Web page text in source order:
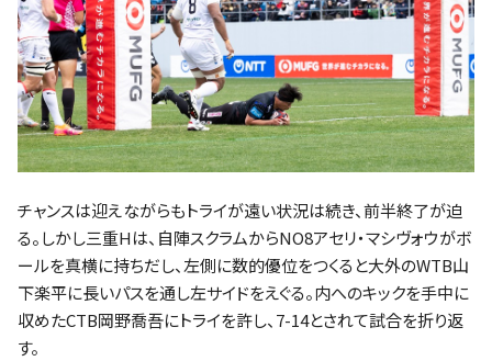
チャンスは迎えながらもトライが遠い状況は続き、前半終了が迫
る。しかし三重Hは、自陣スクラムからNO8アセリ・マシヴォウがボ
ールを真横に持ちだし、左側に数的優位をつくると大外のWTB山
下楽平に長いパスを通し左サイドをえぐる。内へのキックを手中に
収めたCTB岡野喬吾にトライを許し、7-14とされて試合を折り返
す。